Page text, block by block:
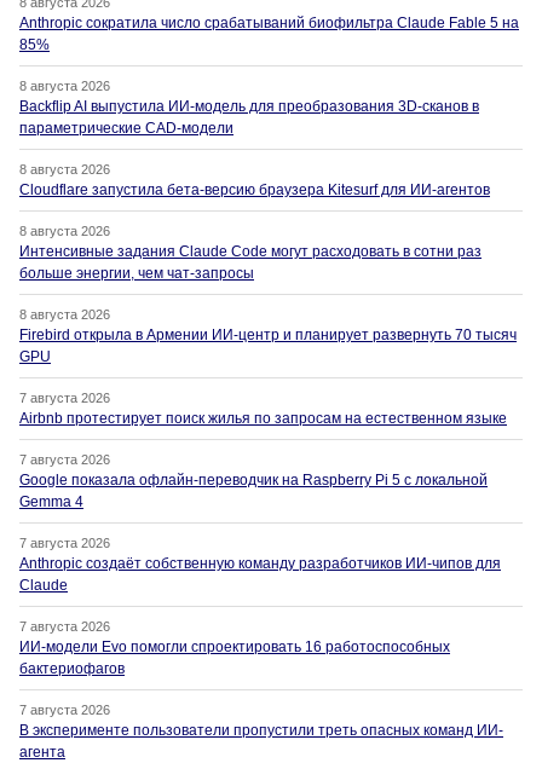
Anthropic сократила число срабатываний биофильтра Claude Fable 5 на
85%
8 августа 2026
Backflip AI выпустила ИИ-модель для преобразования 3D-сканов в
параметрические CAD-модели
8 августа 2026
Cloudflare запустила бета-версию браузера Kitesurf для ИИ-агентов
8 августа 2026
Интенсивные задания Claude Code могут расходовать в сотни раз
больше энергии, чем чат-запросы
8 августа 2026
Firebird открыла в Армении ИИ-центр и планирует развернуть 70 тысяч
GPU
7 августа 2026
Airbnb протестирует поиск жилья по запросам на естественном языке
7 августа 2026
Google показала офлайн-переводчик на Raspberry Pi 5 с локальной
Gemma 4
7 августа 2026
Anthropic создаёт собственную команду разработчиков ИИ-чипов для
Claude
7 августа 2026
ИИ-модели Evo помогли спроектировать 16 работоспособных
бактериофагов
7 августа 2026
В эксперименте пользователи пропустили треть опасных команд ИИ-
агента